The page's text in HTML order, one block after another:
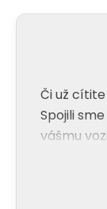
Či už
Spojili
vášmu